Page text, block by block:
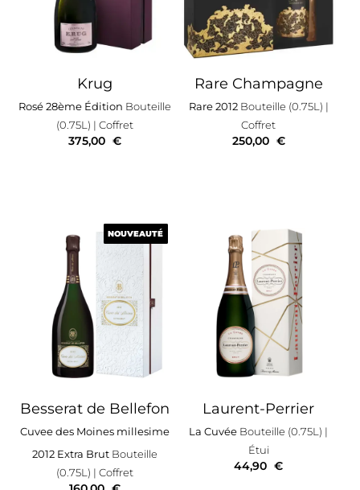
Krug
Rosé 28ème Édition Bouteille
(0.75L) | Coffret
375,00 €
Rare Champagne
Rare 2012Bouteille (0.75L) |
Coffret
250,00 €
NOUVEAUTÉ
Besserat de Bellefon
Cuvee des Moines millesime
2012 Extra BrutBouteille
(0.75L) | Coffret
NOUVEAUTÉ
Laurent-Perrier
La Cuvée Bouteille (0.75L) |
Étui
44,90 €